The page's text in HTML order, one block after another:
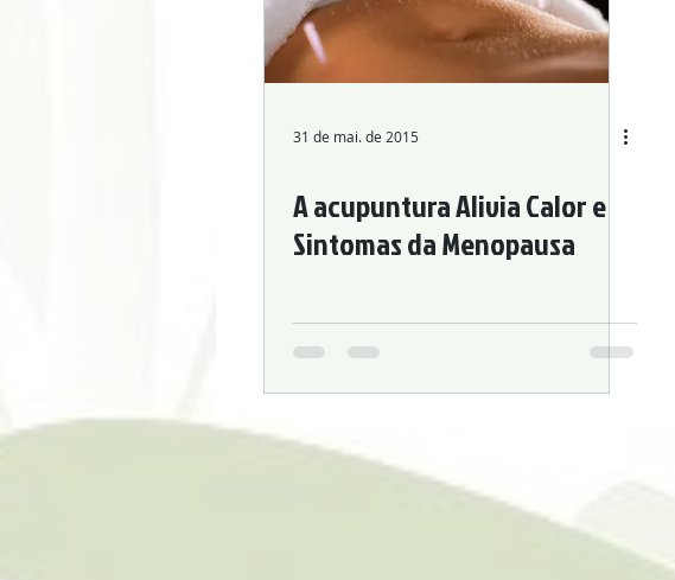
Hypertension Cardiovascular Disease Digestive Issues
31 de mai. de 2015
A acupuntura Alivia Calor e
Sintomas da Menopausa